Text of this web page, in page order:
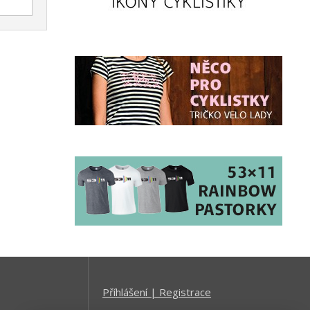
Příhlášení | Registrace